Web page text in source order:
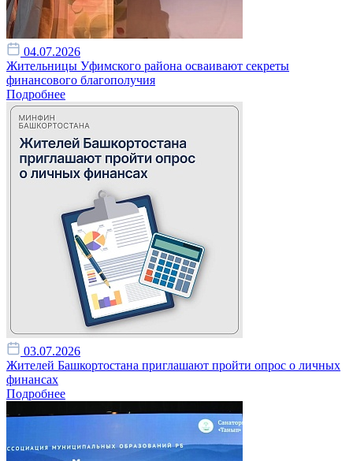
04.07.2026
Жительницы Уфимского района осваивают секреты
финансового благополучия
Подробнее
03.07.2026
Жителей Башкортостана приглашают пройти опрос о личных
финансах
Подробнее